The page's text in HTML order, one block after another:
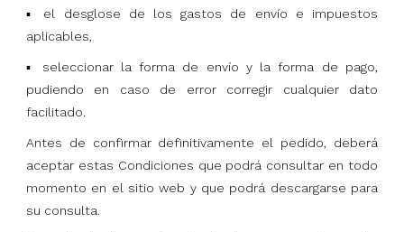
▪ el desglose de los gastos de envío e impuestos
aplicables,
▪ seleccionar la forma de envío y la forma de pago,
pudiendo en caso de error corregir cualquier dato
facilitado.
Antes de confirmar definitivamente el pedido, deberá
aceptar estas Condiciones que podrá consultar en todo
momento en el sitio web y que podrá descargarse para
su consulta.